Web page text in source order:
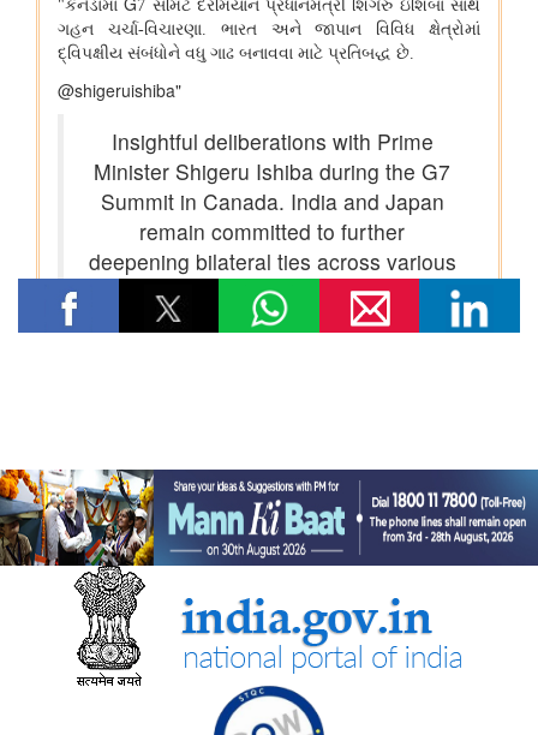
महिलाओं के लिए आयुष स्वास्थ्य सेवाओं की प्रगति
जनजातीय क्षेत्रों में आयुष स्वास्थ्य सेवाएं
सोवा-रिग्पा को वैश्विक स्तर पर मान्यता प्राप्त साक्ष्य-आधारित स्वास्थ्य सेवा
कृषि एवं किसान कल्‍याण मंत्रालय
विषय: मानव-जनित भूमि क्षरण के कारण कृषि उपज में हानि
विषय- एग्रीस्टैक और डिजिटल कृषि मिशन का कार्यान्वयन
विषय- किसान उत्पादक संगठनों (एफपीओ) का गठन
विषय: राष्ट्रीय खाद्य तेल मिशन तिलहन (एनएमईओ-तिलहन) का क्रियान्वयन
कोयला मंत्रालय
एसईसीएल ने खदानों को वैज्ञानिक रूप से बंद करने और परित्‍यक्‍त खदानों को
स्थायी सामुदायिक परिसंपत्तियों में बदलने में भारत का नेतृत्व किया
वाणिज्‍य एवं उद्योग मंत्रालय
भारत की ब्रिक्‍स अध्यक्षता 2026 के तहत जयपुर में 16वीं ब्रिक्‍स व्यापार
मंत्रियों की बैठक सफलतापूर्वक संपन्न
डीजीएफटी, 'सोर्स फ्रॉम इंडिया' फीचर के माध्यम से डीपीआईआईटी-मान्यता
प्राप्त स्टार्टअप्स को वैश्विक व्यापार पारिस्थितिकी तंत्र से जोड़ता है